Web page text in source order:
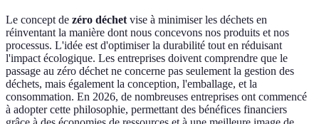
Le concept de zéro déchet vise à minimiser les déchets en
réinventant la manière dont nous concevons nos produits et nos
processus. L'idée est d'optimiser la durabilité tout en réduisant
l'impact écologique. Les entreprises doivent comprendre que le
passage au zéro déchet ne concerne pas seulement la gestion des
déchets, mais également la conception, l'emballage, et la
consommation. En 2026, de nombreuses entreprises ont commencé
à adopter cette philosophie, permettant des bénéfices financiers